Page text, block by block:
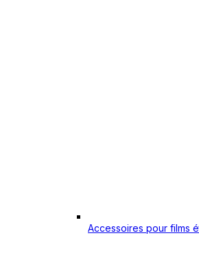
Accessoires pour films